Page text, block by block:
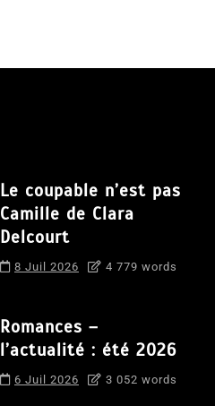
Le coupable n’est pas
Camille de Clara
Delcourt
8 Juil 2026 4 779 words
Romances –
l’actualité : été 2026
6 Juil 2026 3 052 words